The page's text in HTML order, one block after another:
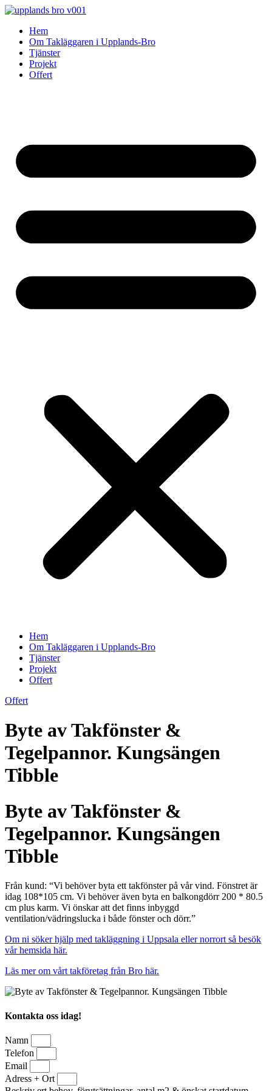
Skip
contentHem
Om Takläggaren i Upplands-Bro
Tjänster
Projekt
Offert
Hem
Om Takläggaren i Upplands-Bro
Tjänster
Projekt
Offert
Offert
Byte av Takfönster &
Tegelpannor. Kungsängen
Tibble
Byte av Takfönster &
Tegelpannor. Kungsängen
Tibble
Från kund: “Vi behöver byta ett takfönster på vår vind. Fönstret är
idag 108*105 cm. Vi behöver även byta en balkongdörr 200 * 80.5
cm plus karm. Vi önskar att det finns inbyggd
ventilation/vädringslucka i både fönster och dörr.”
Om ni söker hjälp med takläggning i Uppsala eller norrort så besök
vår hemsida här.
Läs mer om vårt takföretag från Bro här.
Kontakta oss idag!
Namn
Telefon
Email
Adress + Ort